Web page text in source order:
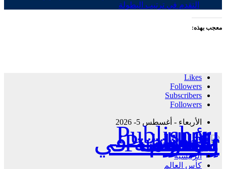
التقدم في ترتيب البطولة
معجب بهذه:
Likes
Followers
Subscribers
Followers
الأربعاء - أغسطس 5- 2026
Publisher - تغطية إخبارية لكافة الأحداث الرياضية في المغرب والعالم.
الرئيسية
كأس العالم